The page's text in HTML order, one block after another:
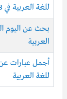
للغة العربية في 18 ديسمبر
بحث عن اليوم
العربية
أجمل عبارات عن
للغة العربية